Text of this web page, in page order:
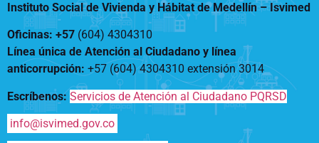
Centro de relevo
Más Información sobre Accesibilidad
Instituto Social de Vivienda y Hábitat de Medellín –Isvimed
Oficinas: +57 (604) 4304310
Línea única de Atención al Ciudadano y línea
anticorrupción: +57 (604) 4304310 extensión3014
Escríbenos: Servicios de Atención al Ciudadano PQRSD
info@isvimed.gov.co